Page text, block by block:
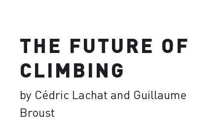
THE FUTURE OF
CLIMBING
by Cédric Lachat and Guillaume
Broust